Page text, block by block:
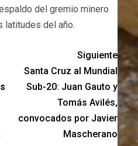
del gremio minero
latitudes del año.
Siguiente
Santa Cruz al Mundial
Sub-20: Juan Gauto y
Tomás Avilés,
convocados por Javier
Mascherano